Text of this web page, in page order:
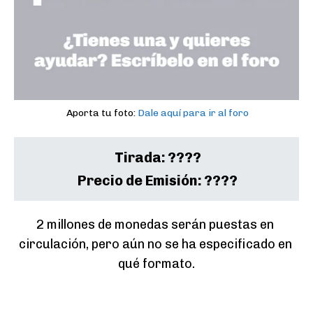
Aporta tu foto: Dale aquí para ir al foro
Tirada: ????
Precio de Emisión: ????
2 millones de monedas serán puestas en
circulación, pero aún no se ha especificado en
qué formato.